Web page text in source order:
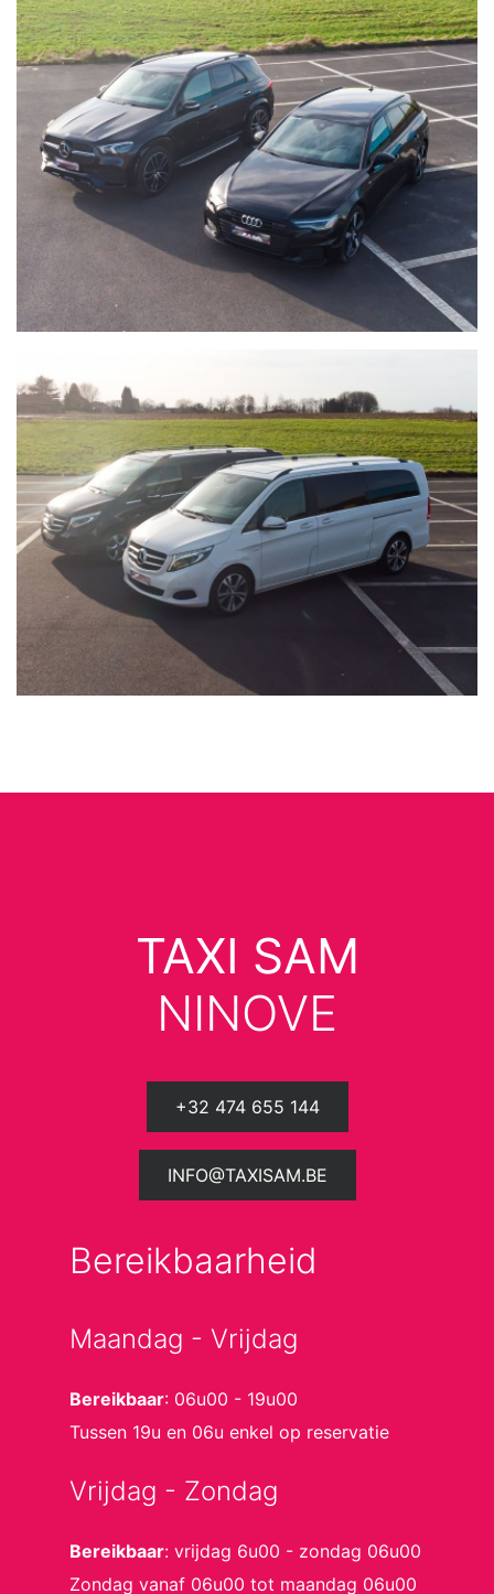
TAXI SAM
NINOVE
+32 474 655 144
INFO@TAXISAM.BE
Bereikbaarheid
Maandag - Vrijdag
Bereikbaar: 06u00 - 19u00
Tussen 19u en 06u enkel op reservatie
Vrijdag - Zondag
Bereikbaar: vrijdag 6u00 - zondag 06u00
Zondag vanaf 06u00 tot maandag 06u00